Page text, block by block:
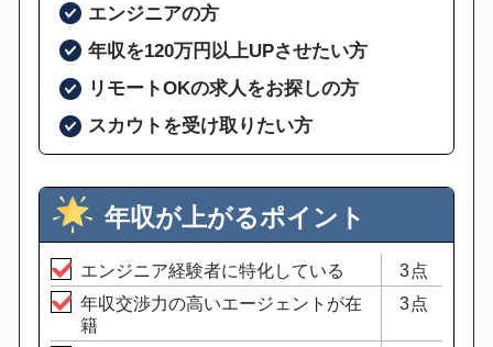
エンジニアの方
年収を120万円以上UPさせたい方
リモートOKの求人をお探しの方
スカウトを受け取りたい方
年収が上がるポイント
エンジニア経験者に特化している
3点
年収交渉力の高いエージェントが在
籍
3点